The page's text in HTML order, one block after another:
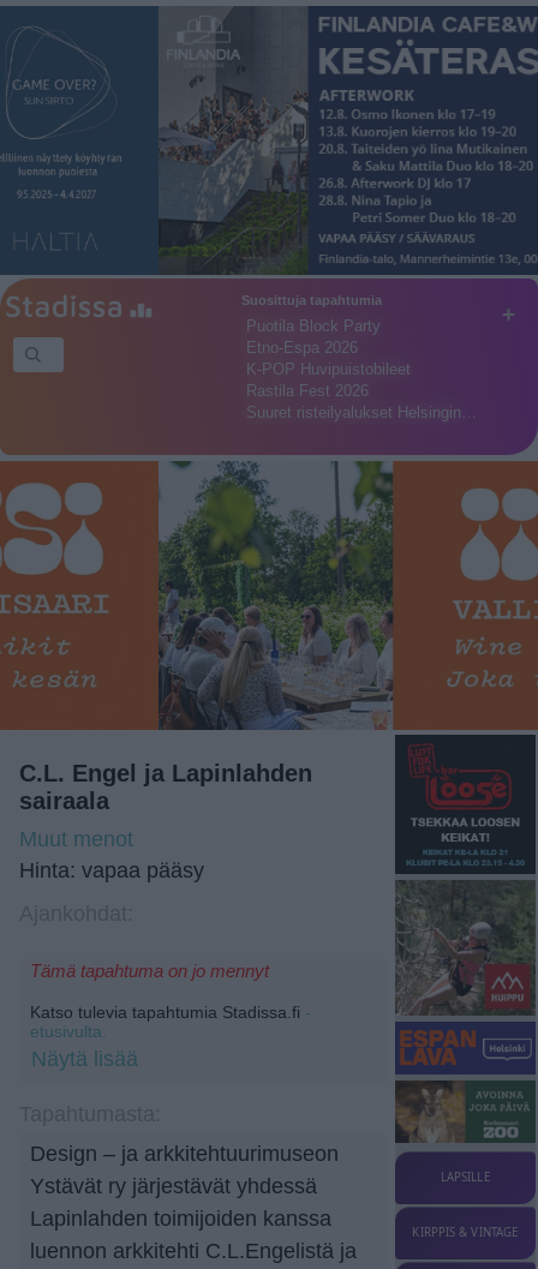
+
Suosittuja tapahtumia
Puotila Block Party
Etno-Espa 2026
K-POP Huvipuistobileet
Rastila Fest 2026
Suuret risteilyalukset Helsingin…
C.L. Engel ja Lapinlahden
sairaala
Muut menot
Hinta: vapaa pääsy
Tämä tapahtuma on jo mennyt
Katso tulevia tapahtumia Stadissa.fi -
etusivulta.
Näytä lisää
Design – ja arkkitehtuurimuseon
Ystävät ry järjestävät yhdessä
Lapinlahden toimijoiden kanssa
luennon arkkitehti C.L.Engelistä ja
LAPSILLE
KIRPPIS & VINTAGE